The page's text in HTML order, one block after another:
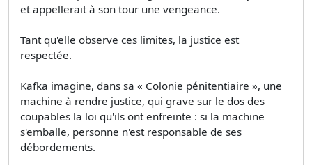
et appellerait à son tour une vengeance.
Tant qu'elle observe ces limites, la justice est
respectée.
Kafka imagine, dans sa « Colonie pénitentiaire », une
machine à rendre justice, qui grave sur le dos des
coupables la loi qu'ils ont enfreinte : si la machine
s'emballe, personne n'est responsable de ses
débordements.